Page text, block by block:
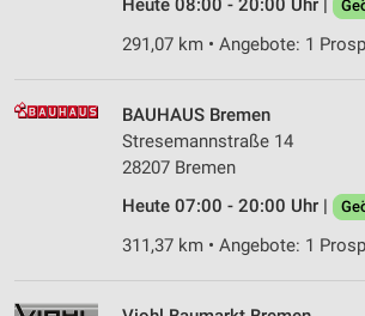
Heute 08:00 - 20:00 Uhr |
291,07 km • Angebote: 1
BAUHAUS Bremen
Stresemannstraße 14
28207 Bremen
Heute 07:00 - 20:00 Uhr |
311,37 km • Angebote: 1